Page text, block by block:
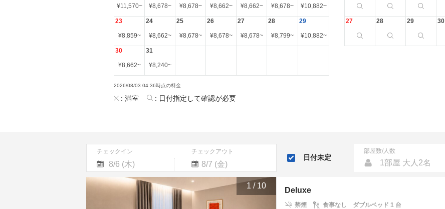
¥11,570~ ¥8,678~ ¥8,678~ ¥8,662~ ¥8,662~ ¥8,678~ ¥10,882~
23
¥8,859~
24
¥8,662~
25
¥8,678~
26
¥8,678~
27
¥8,678~
28
¥8,799~
29
¥10,882~
30
¥8,662~
31
¥8,240~
27 28 29 30
2026/08/03 04:36時点の料金
: 満室 : 日付指定して確認が必要
チェックイン チェックアウト
Navigate
forward
Navigate
backward
to
interact
日付未定
部屋数/人数
1部屋 大人2名
1 / 10
Deluxe
禁煙 食事なし
ダブルベッド 1 台